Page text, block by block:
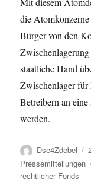
die
Bürger von den
staatliche Hand
Zwischenlager
Betreibern an
werden.
Autor
Dse4Zdebel
Pressemitteilungen
rechtlicher Fonds